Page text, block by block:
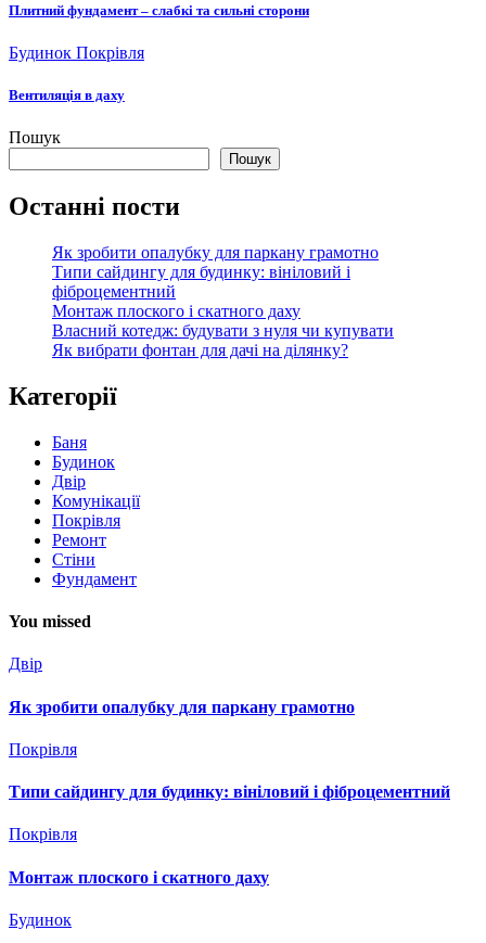
Плитний фундамент – слабкі та сильні сторони
Будинок Покрівля
Вентиляція в даху
Пошук
Пошук
Останні пости
Як зробити опалубку для паркану грамотно
Типи сайдингу для будинку: вініловий і
фіброцементний
Монтаж плоского і скатного даху
Власний котедж: будувати з нуля чи купувати
Як вибрати фонтан для дачі на ділянку?
Категорії
Баня
Будинок
Двір
Комунікації
Покрівля
Ремонт
Стіни
Фундамент
You missed
Двір
Як зробити опалубку для паркану грамотно
Покрівля
Типи сайдингу для будинку: вініловий і фіброцементний
Покрівля
Монтаж плоского і скатного даху
Будинок